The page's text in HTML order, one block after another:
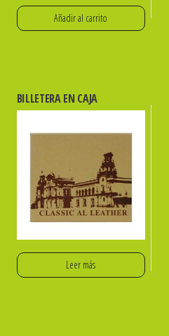
Añadir al carrito
BILLETERA EN CAJA
Leer más